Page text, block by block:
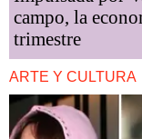
campo, la
trimestre
ARTE Y CULTURA